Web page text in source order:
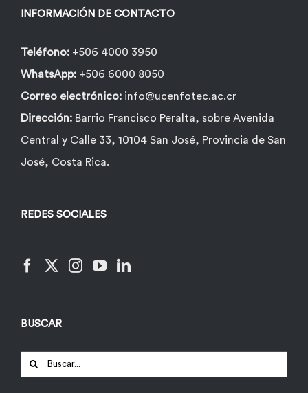
INFORMACIÓN DE CONTACTO
Teléfono: +506 4000 3950
WhatsApp: +506 6000 8050
Correo electrónico: info@ucenfotec.ac.cr
Dirección: Barrio Francisco Peralta, sobre Avenida
Central y Calle 33, 10104 San José, Provincia de San
José, Costa Rica.
REDES SOCIALES
BUSCAR
Buscar: